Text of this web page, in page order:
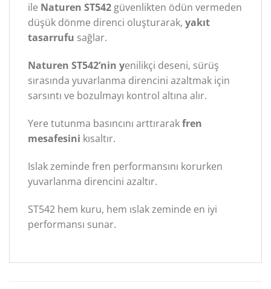
ile Naturen ST542güvenlikten ödün vermeden
düşük dönme direnci oluşturarak, yakıt
tasarrufu sağlar.
Naturen ST542’nin yenilikçi deseni, sürüş
sırasında yuvarlanma direncini azaltmak için
sarsıntı ve bozulmayı kontrol altına alır.
Yere tutunma basıncını arttırarakfren
mesafesini kısaltır.
Islak zeminde fren performansını korurken
yuvarlanma direncini azaltır.
ST542 hem kuru, hem ıslak zeminde en iyi
performansı sunar.